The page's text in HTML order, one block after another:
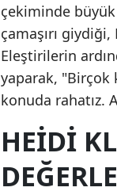
çekiminde
çamaşırı
Eleştirilerin
yaparak, "Birçok
konuda rahatız.
HEIDI